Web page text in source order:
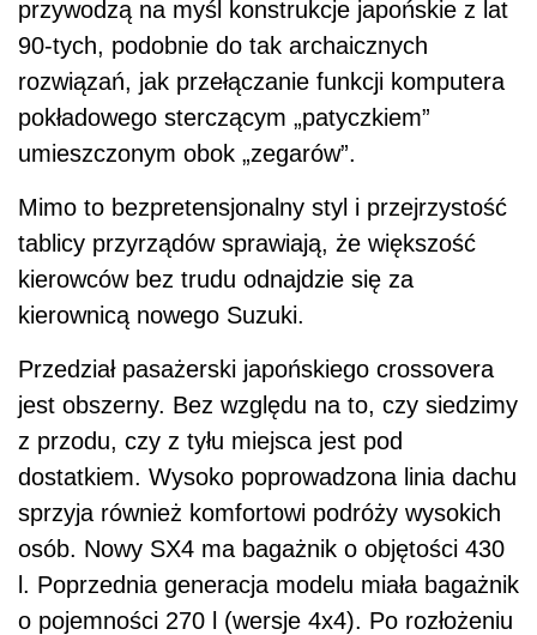
przywodzą na myśl konstrukcje japońskie z lat
90-tych, podobnie do tak archaicznych
rozwiązań, jak przełączanie funkcji komputera
pokładowego sterczącym „patyczkiem”
umieszczonym obok „zegarów”.
Mimo to bezpretensjonalny styl i przejrzystość
tablicy przyrządów sprawiają, że większość
kierowców bez trudu odnajdzie się za
kierownicą nowego Suzuki.
Przedział pasażerski japońskiego crossovera
jest obszerny. Bez względu na to, czy siedzimy
z przodu, czy z tyłu miejsca jest pod
dostatkiem. Wysoko poprowadzona linia dachu
sprzyja również komfortowi podróży wysokich
osób. Nowy SX4 ma bagażnik o objętości 430
l. Poprzednia generacja modelu miała bagażnik
o pojemności 270 l (wersje 4x4). Po rozłożeniu